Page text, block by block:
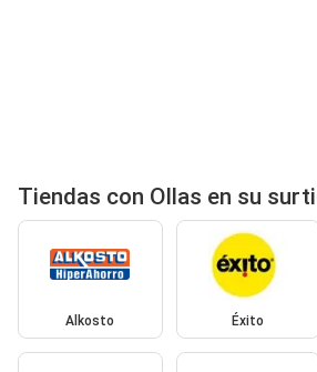
Tiendas con Ollas en su
Alkosto Éxito